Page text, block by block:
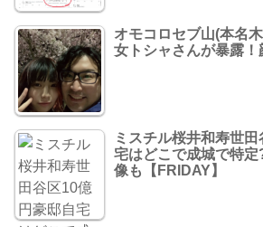
オモコロセブ山(本名
女トシャさんが暴露！
ミスチル桜井和寿世
宅はどこで成城で特
像も【FRIDAY】